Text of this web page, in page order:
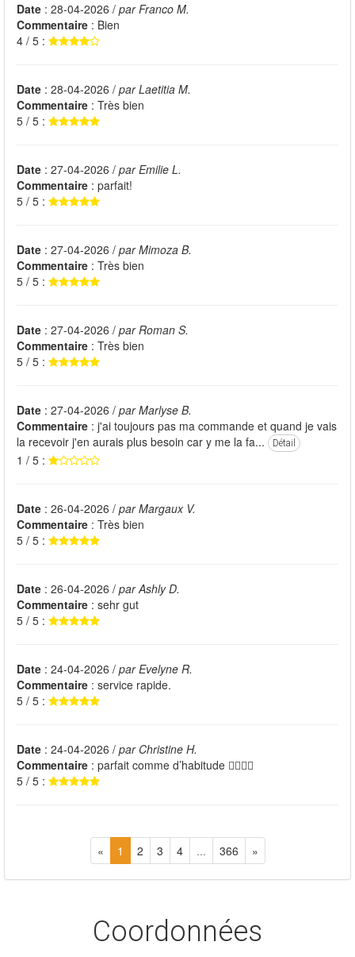
Date : 28-04-2026 / par Franco M.
Commentaire : Bien
4 / 5 :
Date : 28-04-2026 / par Laetitia M.
Commentaire : Très bien
5 / 5 :
Date : 27-04-2026 / par Emilie L.
Commentaire : parfait!
5 / 5 :
Date : 27-04-2026 / par Mimoza B.
Commentaire : Très bien
5 / 5 :
Date : 27-04-2026 / par Roman S.
Commentaire : Très bien
5 / 5 :
Date : 27-04-2026 / par Marlyse B.
Commentaire : j'ai toujours pas ma commande et quand je vais
la recevoir j'en aurais plus besoin car y me la fa...
Détail
1 / 5 :
Date : 26-04-2026 / par Margaux V.
Commentaire : Très bien
5 / 5 :
Date : 26-04-2026 / par Ashly D.
Commentaire : sehr gut
5 / 5 :
Date : 24-04-2026 / par Evelyne R.
Commentaire : service rapide.
5 / 5 :
Date : 24-04-2026 / par Christine H.
Commentaire : parfait comme d’habitude 👍🏻👍🏻
5 / 5 :
« 1 2 3 4 ... 366 »
Coordonnées